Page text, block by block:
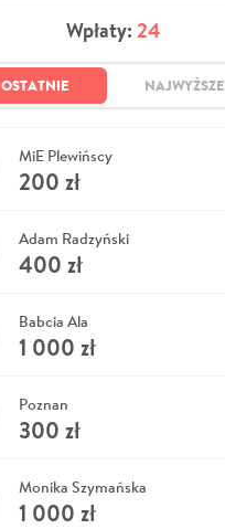
Wpłaty: 24
OSTATNIE NAJWYŻSZE
MiE Plewińscy
200 zł
Adam Radzyński
400 zł
Babcia Ala
1 000 zł
Poznan
300 zł
Monika Szymańska
1 000 zł